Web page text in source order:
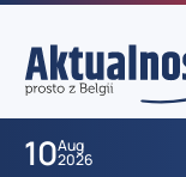
10Aug
2026